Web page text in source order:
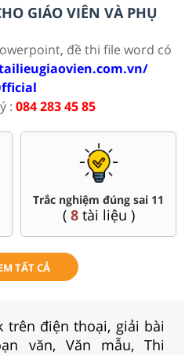
GIÁO VIÊN VÀ PHỤ
đề thi file word có
: 084 283 45 85
Trắc nghiệm đúng sai 11
( 8tài liệu )
TẤT CẢ
trên điện thoại, giải bài
văn, Văn mẫu, Thi